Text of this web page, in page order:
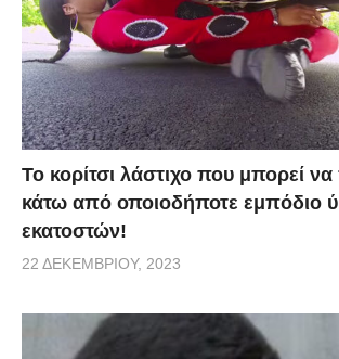
Το κορίτσι λάστιχο που μπορεί
κάτω από οποιοδήποτε εμπόδιο
εκατοστών!
22 ΔΕΚΕΜΒΡΊΟΥ, 2023